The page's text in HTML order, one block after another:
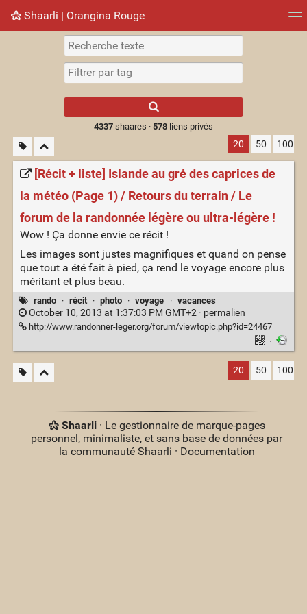
Shaarli ¦ Orangina Rouge
Nuage de tags Mur d'images
results.
4337shaares · 578liens privés
20 50 100
[Récit + liste] Islande au gré des caprices de
la météo (Page 1) / Retours du terrain / Le
forum de la randonnée légère ou ultra-légère !
Wow ! Ça donne envie ce récit !
Les images sont justes magnifiques et quand on pense
que tout a été fait à pied, ça rend le voyage encore plus
méritant et plus beau.
rando · récit · photo · voyage · vacances
October 10, 2013 at 1:37:03 PM GMT+2 · permalien
http://www.randonner-leger.org/forum/viewtopic.php?id=24467
·
20 50 100
Shaarli· Le gestionnaire de marque-pages
personnel, minimaliste, et sans base de données par
la communauté Shaarli · Documentation